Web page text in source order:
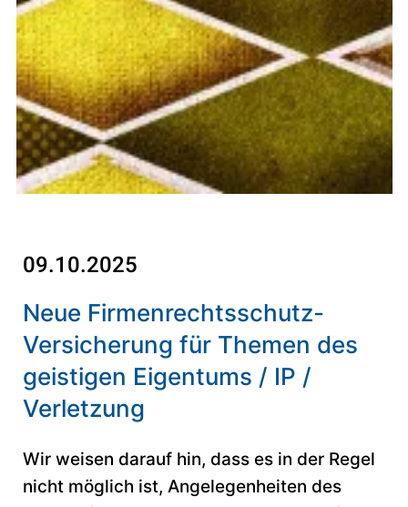
09.10.2025
Neue Firmenrechtsschutz-
Versicherung für Themen des
geistigen Eigentums / IP /
Verletzung
Wir weisen darauf hin, dass es in der Regel
nicht möglich ist, Angelegenheiten des